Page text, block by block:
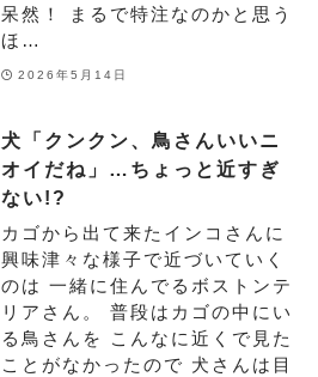
呆然！ まるで特注なのかと思う
ほ…
2026年5月14日
犬「クンクン、鳥さんいいニ
オイだね」…ちょっと近すぎ
ない!?
カゴから出て来たインコさんに
興味津々な様子で近づいていく
のは 一緒に住んでるボストンテ
リアさん。 普段はカゴの中にい
る鳥さんを こんなに近くで見た
ことがなかったので 犬さんは目